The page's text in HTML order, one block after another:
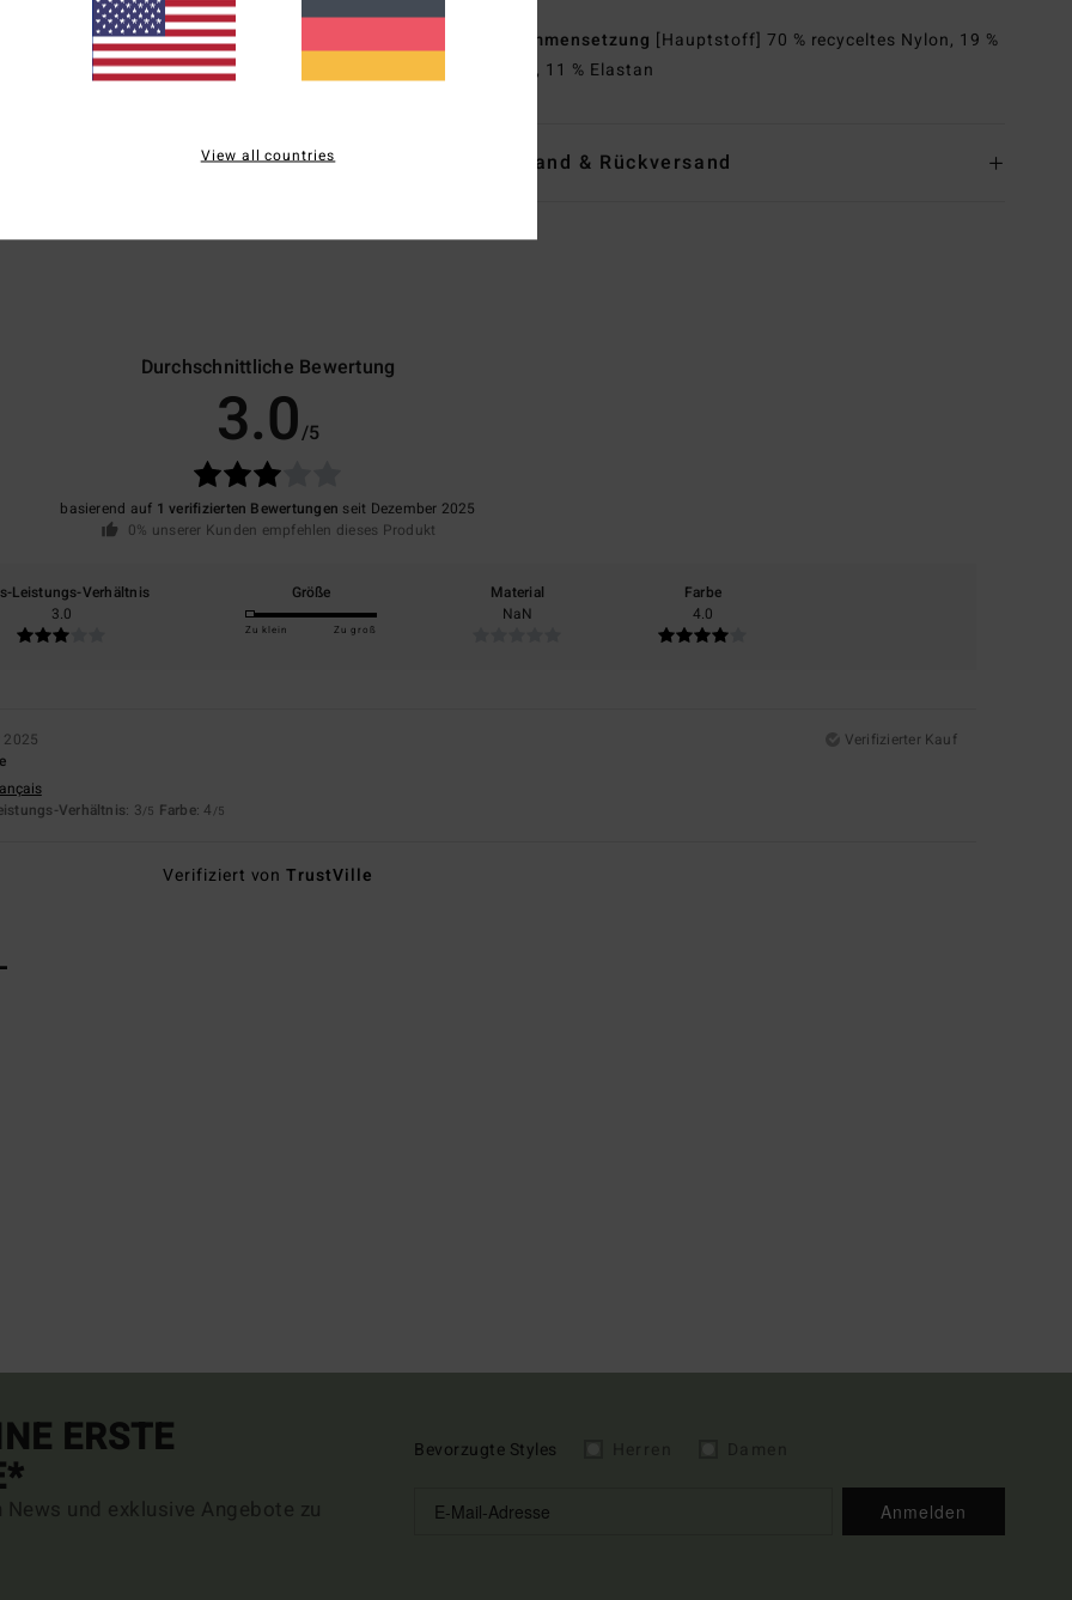
Zusammensetzung [Hauptstoff] 70 % recyceltes Nylon, 19 %
Nylon, 11 % Elastan
Versand & Rückversand
Durchschnittliche Bewertung
3.0/5
basierend auf 1 verifizierten Bewertungen seit Dezember 2025
0% unserer Kunden empfehlen dieses Produkt
Leistungs-Verhältnis
3.0
Größe
Zu klein Zu groß
Material
NaN
Farbe
4.0
2025
Verifizierter Kauf
Verhältnis: 3/5 Farbe: 4 /5
Verifiziert vonTrustVille
ERSTE
und exklusive Angebote zu
Bevorzugte Styles
Anmelden
View all countries